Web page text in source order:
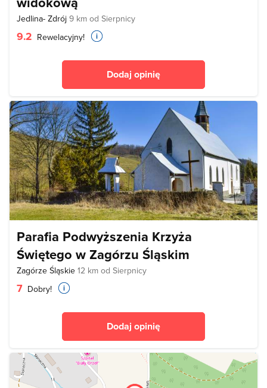
Jedlina- Zdrój 9 km od Sierpnicy
9.2 Rewelacyjny!
Dodaj opinię
Parafia Podwyższenia Krzyża
Świętego w Zagórzu Śląskim
Zagórze Śląskie 12 km od Sierpnicy
7 Dobry!
Dodaj opinię